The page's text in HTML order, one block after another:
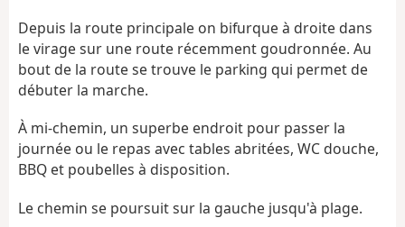
o
n
Depuis la route principale on bifurque à droite dans
le virage sur une route récemment goudronnée. Au
bout de la route se trouve le parking qui permet de
débuter la marche.
À mi-chemin, un superbe endroit pour passer la
journée ou le repas avec tables abritées, WC douche,
BBQ et poubelles à disposition.
Le chemin se poursuit sur la gauche jusqu'à plage.